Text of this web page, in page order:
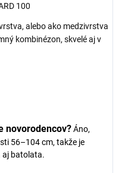
100
alebo ako medzivrstva
kombinézon, skvelé aj v
novorodencov?Áno,
56–104 cm, takže je
aj batolata.